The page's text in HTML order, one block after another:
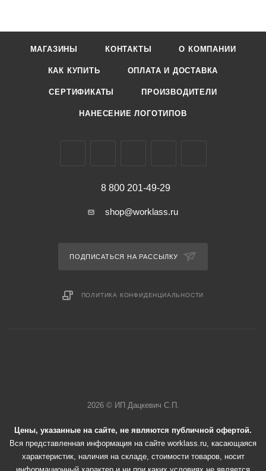
МАГАЗИНЫ КОНТАКТЫ О КОМПАНИИ
КАК КУПИТЬ ОПЛАТА И ДОСТАВКА
СЕРТИФИКАТЫ ПРОИЗВОДИТЕЛИ
НАНЕСЕНИЕ ЛОГОТИПОВ
8 800 201-49-29
shop@worklass.ru
ПОДПИСАТЬСЯ НА РАССЫЛКУ
ПОЛИТИКА КОНФИДЕНЦИАЛЬНОСТИ
2026 © ИП Дацкевич С.П.
Цены, указанные на сайте, не являются публичной офертой.
Вся представленная информация на сайте worklass.ru, касающаяся
характеристик, наличия на складе, стоимости товаров, носит